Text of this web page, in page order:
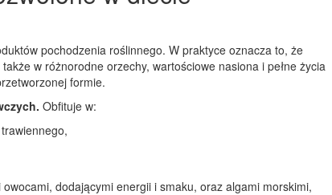
pochodzenia roślinnego. W praktyce oznacza to, że
w różnorodne orzechy, wartościowe nasiona i pełne życia
formie.
Obfituje w:
dodającymi energii i smaku, oraz algami morskimi,